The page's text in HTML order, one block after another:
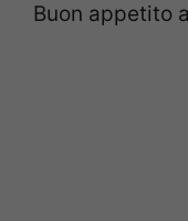
Buon appetito